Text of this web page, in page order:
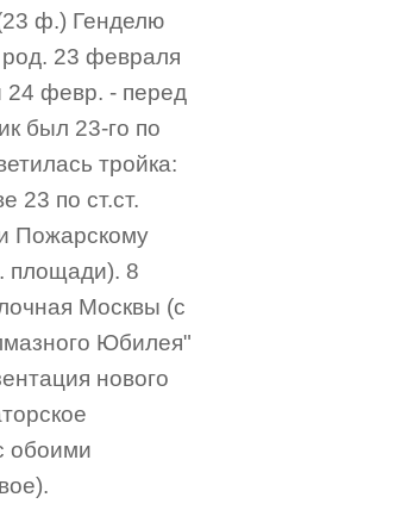
ф.) Генделю
род. 23 февраля
24 февр. - перед
был 23-го по
тройка:
23 по ст.ст.
Пожарскому
площади). 8
Москвы (с
Юбилея"
нового
обоими